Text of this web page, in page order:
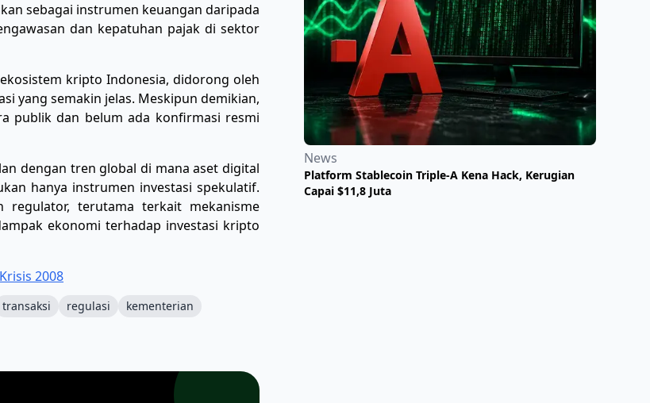
sebagai instrumen keuangan daripada
dan kepatuhan pajak di sektor
kripto Indonesia, didorong oleh
yang semakin jelas. Meskipun demikian,
publik dan belum ada konfirmasi resmi
dengan tren global di mana aset digital
hanya instrumen investasi spekulatif.
terutama terkait mekanisme
ekonomi terhadap investasi kripto
2008
transaksi regulasi
kementerian
News
Platform Stablecoin Triple-A Kena Hack, Kerugian
Capai $11,8 Juta